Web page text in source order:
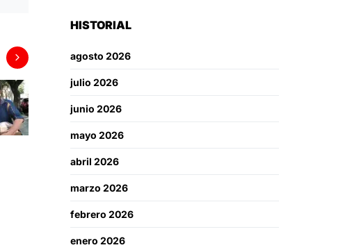
HISTORIAL
agosto 2026
julio 2026
junio 2026
mayo 2026
abril 2026
marzo 2026
febrero 2026
enero 2026